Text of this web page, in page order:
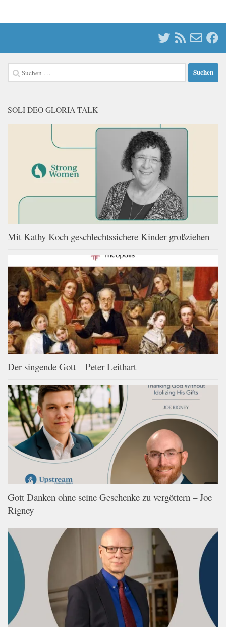
Suchen
nach:
SOLI DEO GLORIA TALK
Mit Kathy Koch geschlechtssichere Kinder großziehen
Der singende Gott – Peter Leithart
Gott Danken ohne seine Geschenke zu vergöttern – Joe
Rigney